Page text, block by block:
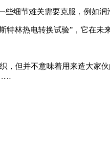
细节难关需要克服，例如润
林热电转换试验”，它在未
但并不意味着用来造大家
……